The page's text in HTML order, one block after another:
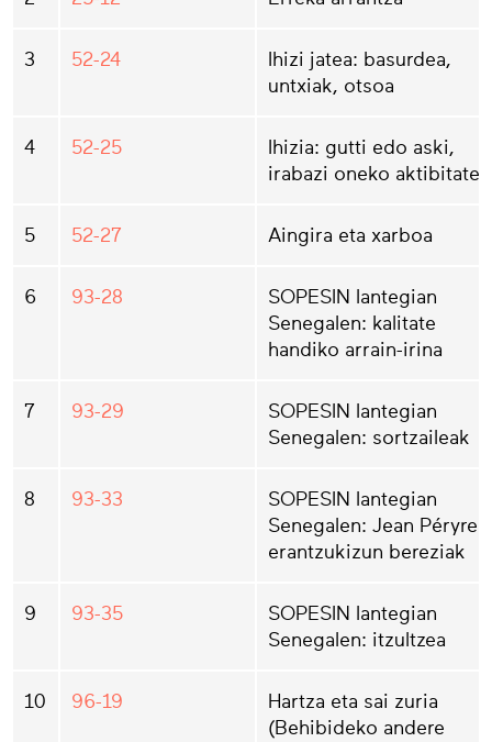
3 52-24
Ihizi jatea: basurdea,
untxiak, otsoa
4 52-25
Ihizia: gutti edo aski,
irabazi oneko aktibitatea
5 52-27 Aingira eta xarboa
6 93-28
SOPESIN lantegian
Senegalen: kalitate
handiko arrain-irina
7 93-29
SOPESIN lantegian
Senegalen: sortzaileak
8 93-33
SOPESIN lantegian
Senegalen: Jean Péryren
erantzukizun bereziak
9 93-35
SOPESIN lantegian
Senegalen: itzultzea
10 96-19
Hartza eta sai zuria
(Behibideko andere